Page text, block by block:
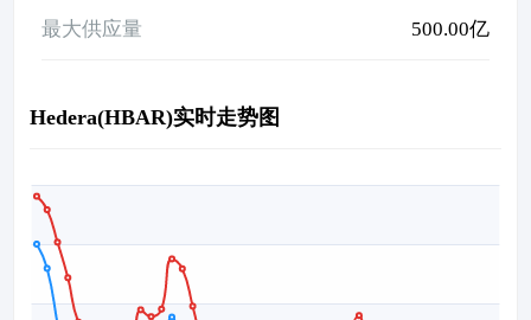
最大供应量 500.00亿
Hedera(HBAR)实时走势图